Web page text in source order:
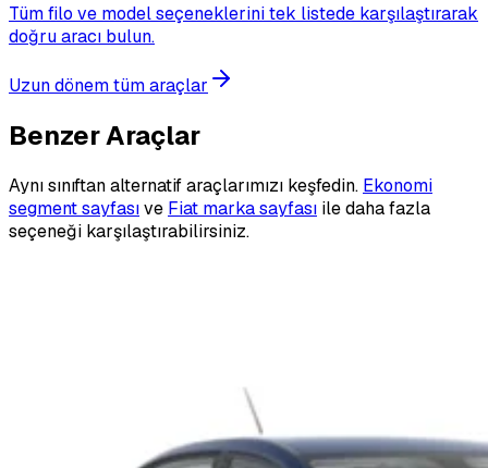
Tüm filo ve model seçeneklerini tek listede karşılaştırarak
doğru aracı bulun.
Uzun dönem tüm araçlar
Benzer Araçlar
Aynı sınıftan alternatif araçlarımızı keşfedin. Ekonomi
segment sayfasıve Fiat marka sayfası ile daha fazla
seçeneği karşılaştırabilirsiniz.